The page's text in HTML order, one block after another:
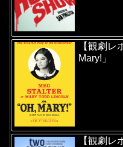
【観劇レ
Mary!」
【観劇